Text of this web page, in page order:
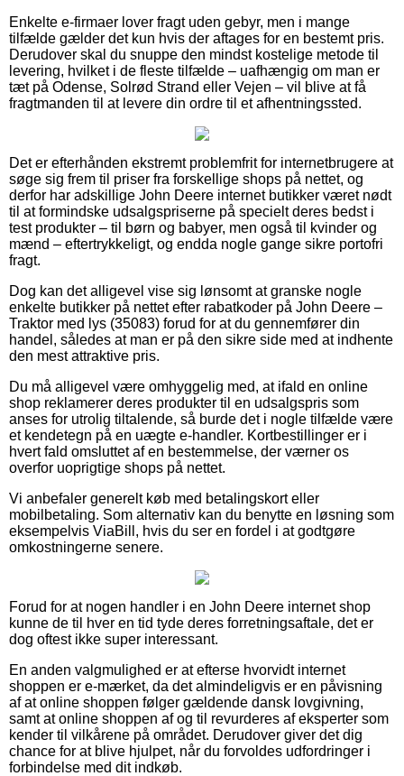
Enkelte e-firmaer lover fragt uden gebyr, men i mange
tilfælde gælder det kun hvis der aftages for en bestemt pris.
Derudover skal du snuppe den mindst kostelige metode til
levering, hvilket i de fleste tilfælde – uafhængig om man er
tæt på Odense, Solrød Strand eller Vejen – vil blive at få
fragtmanden til at levere din ordre til et afhentningssted.
Det er efterhånden ekstremt problemfrit for internetbrugere at
søge sig frem til priser fra forskellige shops på nettet, og
derfor har adskillige John Deere internet butikker været nødt
til at formindske udsalgspriserne på specielt deres bedst i
test produkter – til børn og babyer, men også til kvinder og
mænd – eftertrykkeligt, og endda nogle gange sikre portofri
fragt.
Dog kan det alligevel vise sig lønsomt at granske nogle
enkelte butikker på nettet efter rabatkoder på John Deere –
Traktor med lys (35083) forud for at du gennemfører din
handel, således at man er på den sikre side med at indhente
den mest attraktive pris.
Du må alligevel være omhyggelig med, at ifald en online
shop reklamerer deres produkter til en udsalgspris som
anses for utrolig tiltalende, så burde det i nogle tilfælde være
et kendetegn på en uægte e-handler. Kortbestillinger er i
hvert fald omsluttet af en bestemmelse, der værner os
overfor uoprigtige shops på nettet.
Vi anbefaler generelt køb med betalingskort eller
mobilbetaling. Som alternativ kan du benytte en løsning som
eksempelvis ViaBill, hvis du ser en fordel i at godtgøre
omkostningerne senere.
Forud for at nogen handler i en John Deere internet shop
kunne de til hver en tid tyde deres forretningsaftale, det er
dog oftest ikke super interessant.
En anden valgmulighed er at efterse hvorvidt internet
shoppen er e-mærket, da det almindeligvis er en påvisning
af at online shoppen følger gældende dansk lovgivning,
samt at online shoppen af og til revurderes af eksperter som
kender til vilkårene på området. Derudover giver det dig
chance for at blive hjulpet, når du forvoldes udfordringer i
forbindelse med dit indkøb.